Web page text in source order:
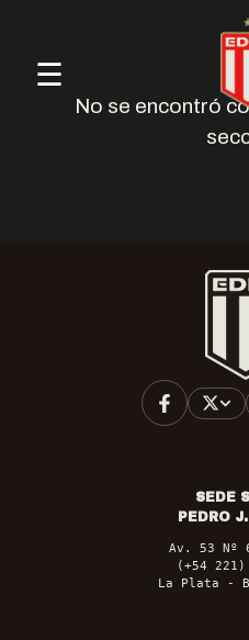
☰
No se encontró
SEDE
PEDRO
Av. 53 Nº
(+54 221)
La Plata -